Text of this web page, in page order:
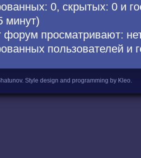
0, скрытых: 0 и
минут)
форум просматривают:
пользователей и
Style design and programming by Kleo.